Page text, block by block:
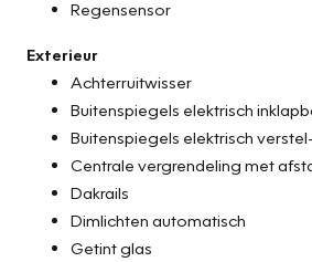
Regensensor
Exterieur
Achterruitwisser
Buitenspiegels elektrisch
Buitenspiegels elektrisch
Centrale vergrendeling met
Dakrails
Dimlichten automatisch
Getint glas